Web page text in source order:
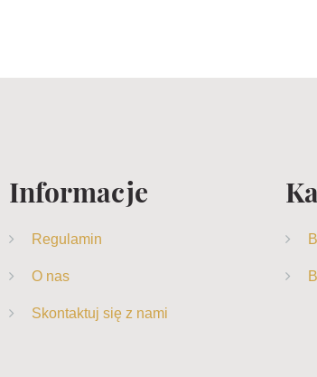
Informacje
Regulamin
O nas
Skontaktuj się z nami